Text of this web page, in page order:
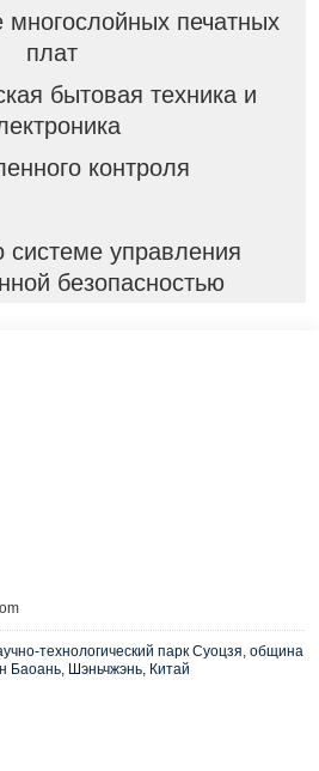
многослойных печатных
плат
бытовая техника и
контроля
системе управления
безопасностью
технологический парк Суоцзя, община
Баоань, Шэньчжэнь, Китай